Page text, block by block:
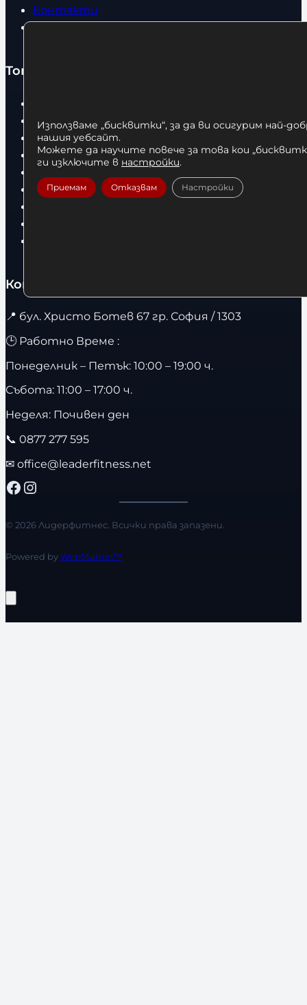
Контакти
Статии
Топ категории
Боксови чували
Боксови ръкавици
Дрехи
Детски дрехи
Суичъри
Контакти
📍 бул. Христо Ботев 67 гр. София / 1303
🕒 Работно Време :
Понеделник – Петък: 10:00 – 19:00 ч.
Събота: 11:00 – 17:00 ч.
Неделя: Почивен ден
📞 0877 277 595
✉ office@leaderfitness.net
Facebook Instagram
© 2026 Лидерфитнес. Всички права запазени.
Powered byWebStation™
Използваме „бисквитки“, за да ви осигурим най-
нашия уебсайт.
Можете да научите повече за това кои
ги изключите в настройки.
Приемам Отказвам Настройки